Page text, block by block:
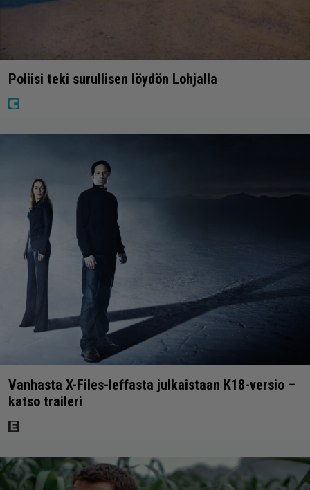
Poliisi teki surullisen löydön Lohjalla
Vanhasta X-Files-leffasta julkaistaan K18-versio –
katso traileri